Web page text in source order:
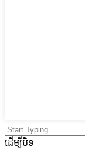
ដើម្បីបិទ